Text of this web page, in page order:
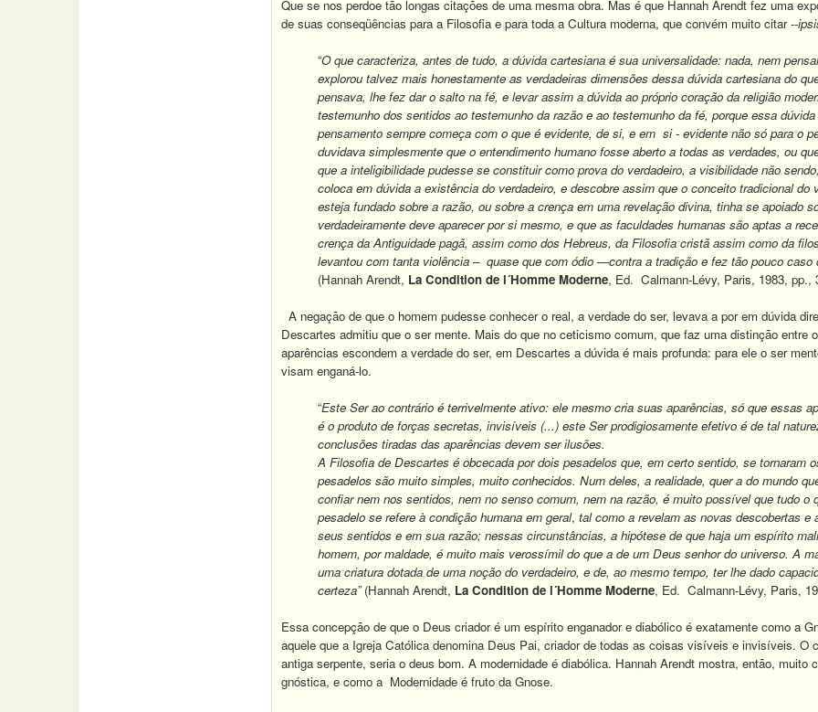
Que se nos perdoe tão longas citações de uma mesma obra. Mas é que Hannah Arendt fez uma
de suas conseqüências para a Filosofia e para toda a Cultura moderna, que convém muito citar --
“O que caracteriza, antes de tudo, a dúvida cartesiana é sua universalidade: nada, nem
explorou talvez mais honestamente as verdadeiras dimensões dessa dúvida cartesiana do
pensava, lhe fez dar o salto na fé, e levar assim a dúvida ao próprio coração da religião
testemunho dos sentidos ao testemunho da razão e ao testemunho da fé, porque essa
pensamento sempre começa com o que é evidente, de si, e em si - evidente não só para o
duvidava simplesmente que o entendimento humano fosse aberto a todas as verdades, ou
que a inteligibilidade pudesse se constituir como prova do verdadeiro, a visibilidade não
coloca em dúvida a existência do verdadeiro, e descobre assim que o conceito tradicional do
esteja fundado sobre a razão, ou sobre a crença em uma revelação divina, tinha se apoiado
verdadeiramente deve aparecer por si mesmo, e que as faculdades humanas são aptas a
crença da Antiguidade pagã, assim como dos Hebreus, da Filosofia cristã assim como da
levantou com tanta violência – quase que com ódio —contra a tradição e fez tão pouco caso
(Hannah Arendt, La Condition de l´Homme Moderne, Ed. Calmann-Lévy, Paris, 1983, pp.,
A negação de que o homem pudesse conhecer o real, a verdade do ser, levava a por em dúvida
Descartes admitiu que o ser mente. Mais do que no ceticismo comum, que faz uma distinção entre
aparências escondem a verdade do ser, em Descartes a dúvida é mais profunda: para ele o ser
visam enganá-lo.
“Este Ser ao contrário é terrivelmente ativo: ele mesmo cria suas aparências, só que essas
é o produto de forças secretas, invisíveis (...) este Ser prodigiosamente efetivo é de tal
conclusões tiradas das aparências devem ser ilusões.
A Filosofia de Descartes é obcecada por dois pesadelos que, em certo sentido, se tornaram
pesadelos são muito simples, muito conhecidos. Num deles, a realidade, quer a do mundo
confiar nem nos sentidos, nem no senso comum, nem na razão, é muito possível que tudo
pesadelo se refere à condição humana em geral, tal como a revelam as novas descobertas
seus sentidos e em sua razão; nessas circunstâncias, a hipótese de que haja um espírito
homem, por maldade, é muito mais verossímil do que a de um Deus senhor do universo. A
uma criatura dotada de uma noção do verdadeiro, e de, ao mesmo tempo, ter lhe dado
certeza”(Hannah Arendt, La Condition de l´Homme Moderne, Ed. Calmann-Lévy, Paris,
Essa concepção de que o Deus criador é um espírito enganador e diabólico é exatamente como a
aquele que a Igreja Católica denomina Deus Pai, criador de todas as coisas visíveis e invisíveis. O
antiga serpente, seria o deus bom. A modernidade é diabólica. Hannah Arendt mostra, então, muito
gnóstica, e como a Modernidade é fruto da Gnose.